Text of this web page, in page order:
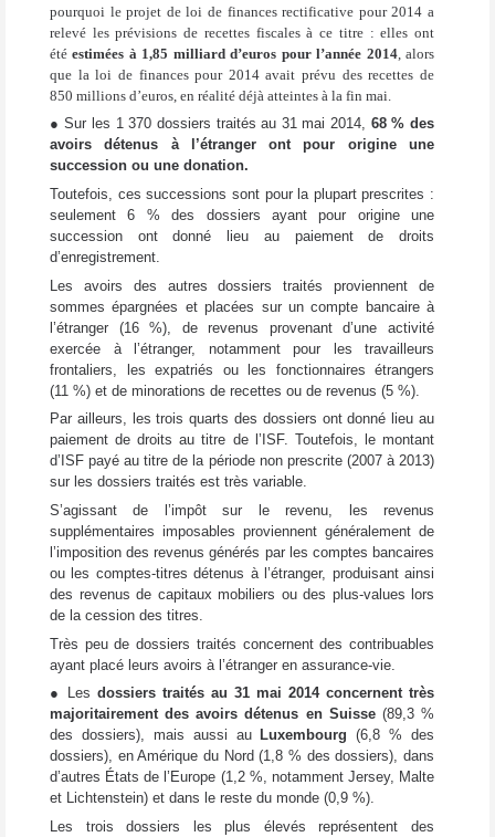
pourquoi le projet de loi de finances rectificative pour 2014 a
relevé les prévisions de recettes fiscales à ce titre : elles ont
été estimées à 1,85 milliard d’euros pour l’année 2014, alors
que la loi de finances pour 2014 avait prévu des recettes de
850 millions d’euros, en réalité déjà atteintes à la fin mai.
● Sur les 1 370 dossiers traités au 31 mai 2014, 68 % des
avoirs détenus à l’étranger ont pour origine une
succession ou une donation.
Toutefois, ces successions sont pour la plupart prescrites :
seulement 6 % des dossiers ayant pour origine une
succession ont donné lieu au paiement de droits
d’enregistrement.
Les avoirs des autres dossiers traités proviennent de
sommes épargnées et placées sur un compte bancaire à
l’étranger (16 %), de revenus provenant d’une activité
exercée à l’étranger, notamment pour les travailleurs
frontaliers, les expatriés ou les fonctionnaires étrangers
(11 %) et de minorations de recettes ou de revenus (5 %).
Par ailleurs, les trois quarts des dossiers ont donné lieu au
paiement de droits au titre de l’ISF. Toutefois, le montant
d’ISF payé au titre de la période non prescrite (2007 à 2013)
sur les dossiers traités est très variable.
S’agissant de l’impôt sur le revenu, les revenus
supplémentaires imposables proviennent généralement de
l’imposition des revenus générés par les comptes bancaires
ou les comptes-titres détenus à l’étranger, produisant ainsi
des revenus de capitaux mobiliers ou des plus-values lors
de la cession des titres.
Très peu de dossiers traités concernent des contribuables
ayant placé leurs avoirs à l’étranger en assurance-vie.
● Les dossiers traités au 31 mai 2014 concernent très
majoritairement des avoirs détenus en Suisse (89,3 %
des dossiers), mais aussi au
Luxembourg
(6,8 % des
dossiers), en Amérique du Nord (1,8 % des dossiers), dans
d’autres États de l’Europe (1,2 %, notamment Jersey, Malte
et Lichtenstein) et dans le reste du monde (0,9 %).
Les trois dossiers les plus élevés représentent des